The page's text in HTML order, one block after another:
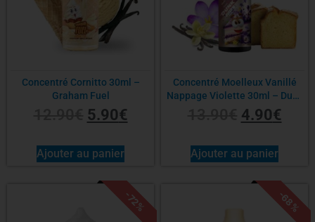
Concentré Cornitto 30ml –
Graham Fuel
5.90€
Ajouter au panier
Concentré Moelleux Vanillé
Nappage Violette 30ml – Dunk
Juice Factory
4.90€
Ajouter au panier
-72% -68%